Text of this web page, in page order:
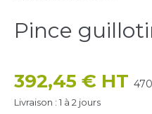
Pince
392,45 € HT
Livraison : 1 à 2 jours